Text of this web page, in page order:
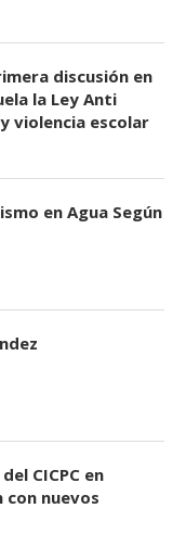
discusión en
la Ley Anti
violencia escolar
en Agua Según
CICPC en
con nuevos